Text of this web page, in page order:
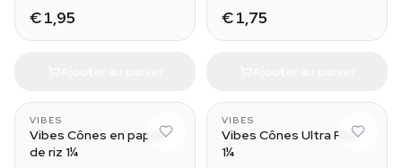
€ 1,95 € 1,75
VIBES
Vibes Cônes en papier
de riz 1¼
VIBES
Vibes Cônes Ultra Fins
1¼